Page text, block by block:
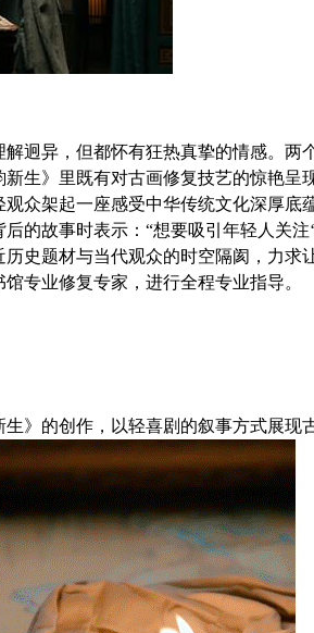
迥异，但都怀有狂热真挚的情感。两
生》里既有对古画修复技艺的惊艳
众架起一座感受中华传统文化深厚底
的故事时表示：“想要吸引年轻人关
史题材与当代观众的时空隔阂，力
专业修复专家，进行全程专业指导。
》的创作，以轻喜剧的叙事方式展